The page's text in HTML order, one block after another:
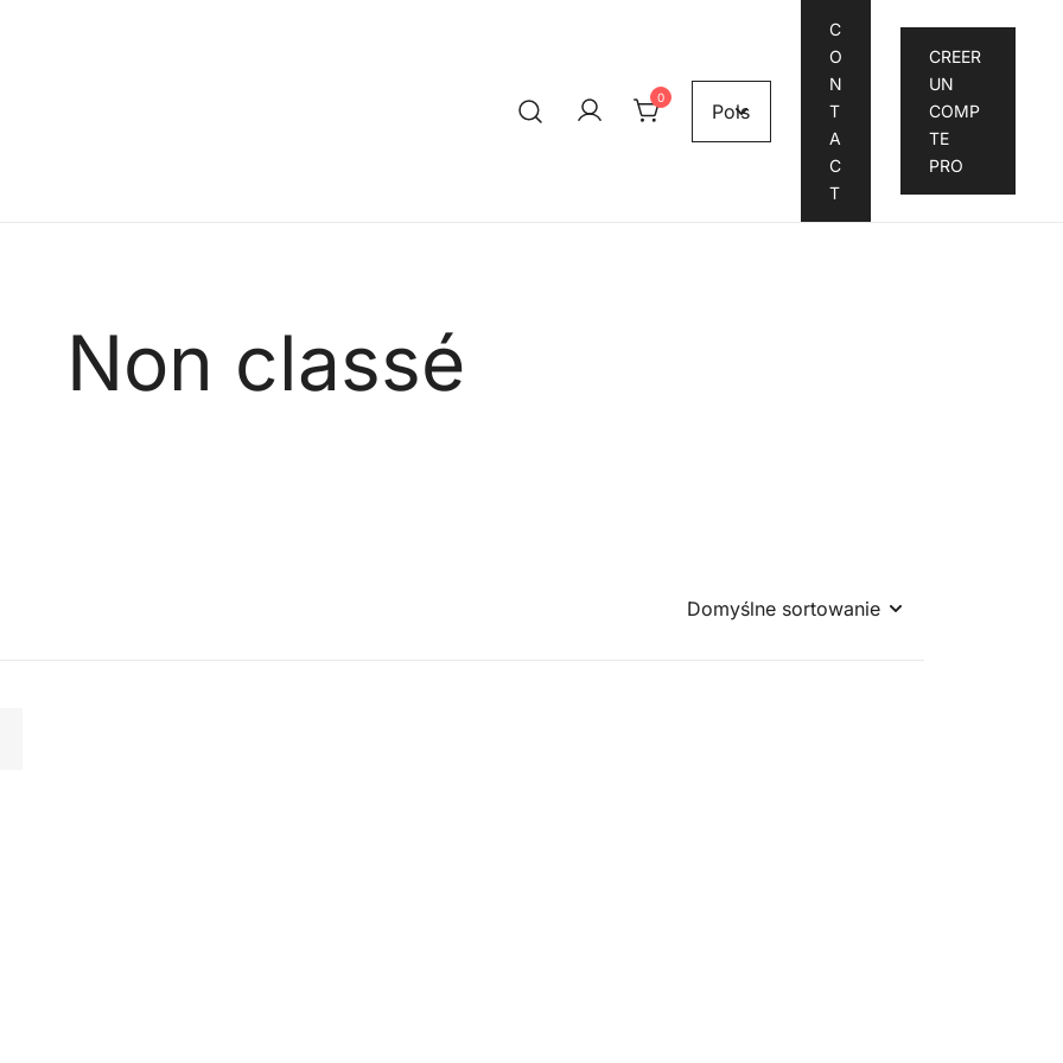
0
C
O
N
T
A
C
T
CREER
UN
COMP
TE
PRO
Non classé